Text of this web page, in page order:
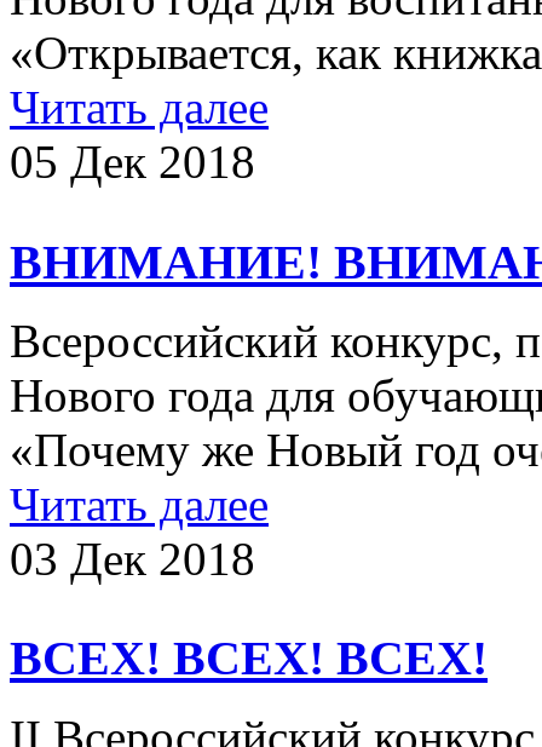
«Открывается, как
Читать далее
05 Дек 2018
ВНИМАНИЕ!
Всероссийский конкурс,
Нового года для
«Почему же Новый год
Читать далее
03 Дек 2018
ВСЕХ! ВСЕХ! ВСЕХ!